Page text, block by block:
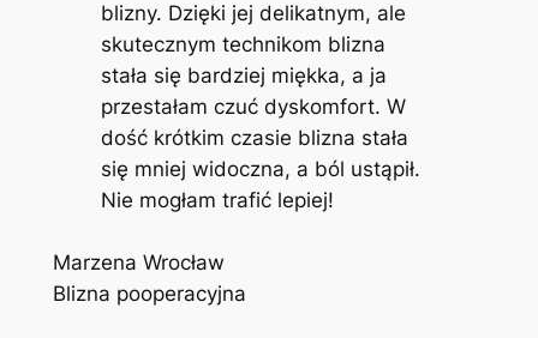
blizny. Dzięki jej delikatnym, ale
skutecznym technikom blizna
stała się bardziej miękka, a ja
przestałam czuć dyskomfort. W
dość krótkim czasie blizna stała
się mniej widoczna, a ból ustąpił.
Nie mogłam trafić lepiej!
Marzena Wrocław
Blizna pooperacyjna